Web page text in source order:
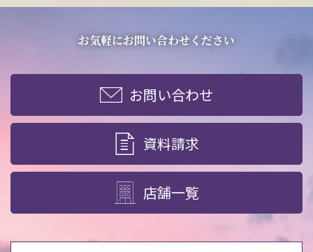
お気軽にお問い合わせください
お問い合わせ
資料請求
店舗一覧